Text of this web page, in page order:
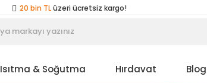
20 bin TLüzeri ücretsiz kargo!
Peşin fiyatına3 taksit
Isıtma & Soğutma Hırdavat Blog